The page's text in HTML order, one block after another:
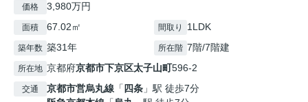
価格 3,980万円
面積 67.02㎡ 間取り 1LDK
築年数 築31年 所在階 7階/7階建
所在地 京都府京都市下京区太子山町596-2
交通 京都市営烏丸線 「 四条 」駅 徒歩7分